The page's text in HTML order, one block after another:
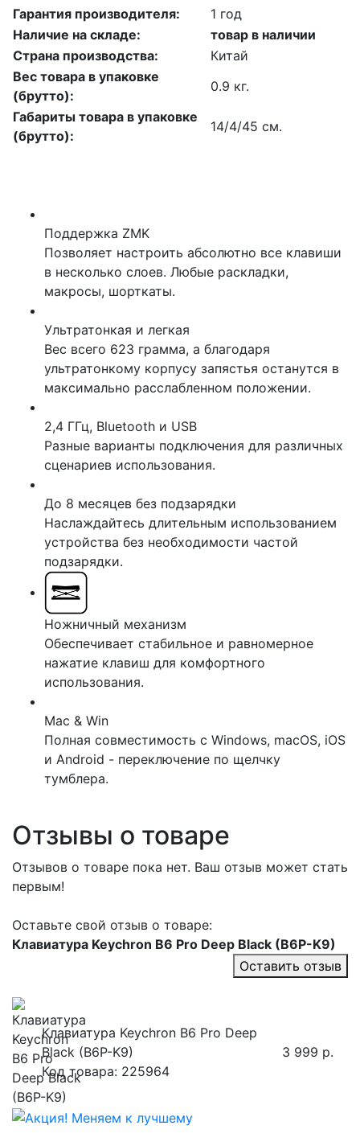
Поддержка ZMK
Позволяет настроить абсолютно все клавиши
в несколько слоев. Любые раскладки,
макросы, шорткаты.
Ультратонкая и легкая
Вес всего 623 грамма, а благодаря
ультратонкому корпусу запястья останутся в
максимально расслабленном положении.
2,4 ГГц, Bluetooth и USB
Разные варианты подключения для различных
сценариев использования.
До 8 месяцев без подзарядки
Наслаждайтесь длительным использованием
устройства без необходимости частой
подзарядки.
Ножничный механизм
Обеспечивает стабильное и равномерное
нажатие клавиш для комфортного
использования.
Mac & Win
Полная совместимость с Windows, macOS, iOS
и Android - переключение по щелчку
тумблера.
Гарантия производителя:
1 год
Наличие на складе:
товар в наличии
Страна производства:
Китай
Вес товара в упаковке
(брутто):
0.9 кг.
Габариты товара в упаковке
(брутто):
14/4/45 см.
Отзывы о товаре
Отзывов о товаре пока нет. Ваш отзыв может стать
первым!
Оставьте свой отзыв о товаре:
Клавиатура Keychron B6 Pro Deep Black (B6P-K9)
Оставить отзыв
Клавиатура Keychron B6 Pro Deep
Black (B6P-K9)
Код товара: 225964
3 999 р.